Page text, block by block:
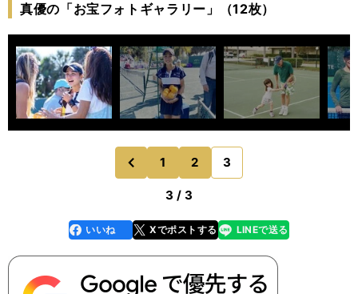
真優の「お宝フォトギャラリー」（12枚）
前
のページへ
1 2 3
3 / 3
faceboo
k
いいね Xでポストする
line LINEで送る